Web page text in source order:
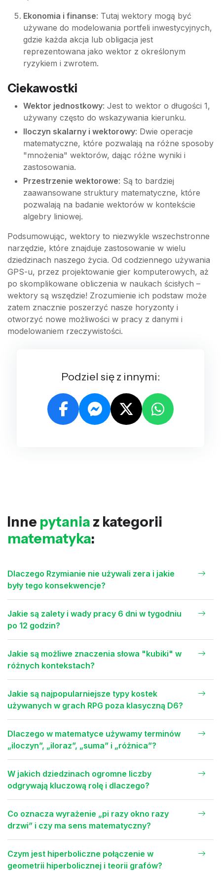
Ekonomia i finanse: Tutaj wektory mogą być
używane do modelowania portfeli inwestycyjnych,
gdzie każda akcja lub obligacja jest
reprezentowana jako wektor z określonym
ryzykiem i zwrotem.
Ciekawostki
Wektor jednostkowy: Jest to wektor o długości 1,
używany często do wskazywania kierunku.
Iloczyn skalarny i wektorowy: Dwie operacje
matematyczne, które pozwalają na różne sposoby
"mnożenia" wektorów, dając różne wyniki i
zastosowania.
Przestrzenie wektorowe: Są to bardziej
zaawansowane struktury matematyczne, które
pozwalają na badanie wektorów w kontekście
algebry liniowej.
Podsumowując, wektory to niezwykle wszechstronne
narzędzie, które znajduje zastosowanie w wielu
dziedzinach naszego życia. Od codziennego używania
GPS-u, przez projektowanie gier komputerowych, aż
po skomplikowane obliczenia w naukach ścisłych –
wektory są wszędzie! Zrozumienie ich podstaw może
zatem znacznie poszerzyć nasze horyzonty i
otworzyć nowe możliwości w pracy z danymi i
modelowaniem rzeczywistości.
Podziel się z innymi:
Inne pytania z kategorii
matematyka:
Dlaczego Rzymianie nie używali zera i jakie
były tego konsekwencje?
Jakie są zalety i wady pracy 6 dni w tygodniu
po 12 godzin?
Jakie są możliwe znaczenia słowa "kubiki" w
różnych kontekstach?
Jakie są najpopularniejsze typy kostek
używanych w grach RPG poza klasyczną D6?
Dlaczego w matematyce używamy terminów
„iloczyn”, „iloraz”, „suma” i „różnica”?
W jakich dziedzinach ogromne liczby
odgrywają kluczową rolę i dlaczego?
Co oznacza wyrażenie „pi razy okno razy
drzwi” i czy ma sens matematyczny?
Czym jest hiperboliczne połączenie w
geometrii hiperbolicznej i teorii grafów?